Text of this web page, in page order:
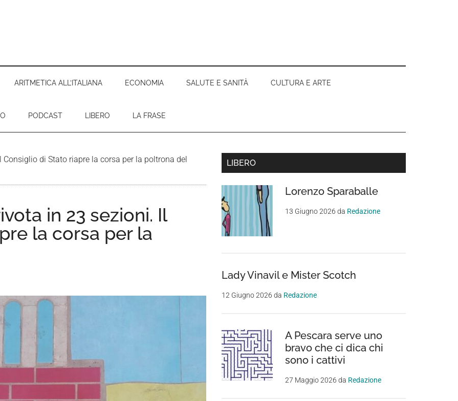
ARITMETICA ALL’ITALIANA ECONOMIA SALUTE E SANITÀ CULTURA E ARTE
PODCAST LIBERO LA FRASE
di Stato riapre la corsa per la poltrona del
in 23 sezioni. Il
la corsa per la
Barra
primaria
LIBERO
Lorenzo Sparaballe
13 Giugno 2026 da Redazione
Lady Vinavil e Mister Scotch
12 Giugno 2026 da Redazione
A Pescara serve uno
bravo che ci dica chi
sono i cattivi
27 Maggio 2026 da Redazione